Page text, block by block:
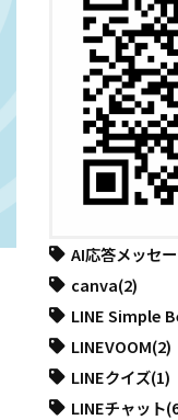
AI応答メッセ
canva(2)
LINE Simple
LINEVOOM(2)
LINEクイズ(1)
LINEチャット